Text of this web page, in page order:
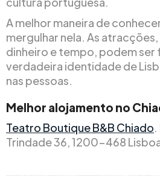
A melhor maneira de
mergulhar nela. As
dinheiro e tempo, podem ser
verdadeira identidade de
nas pessoas.
Melhor alojamento no
Teatro Boutique B&B Chiado
Trindade 36, 1200-468